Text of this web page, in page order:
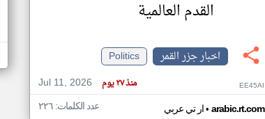
القدم العالمية
اخبار جزر القمر
Politics
Jul 11, 2026
منذ ٢٧ يوم EE45AI
ار تي عربي• arabic.rt.com عدد الكلمات: ٢٢٦